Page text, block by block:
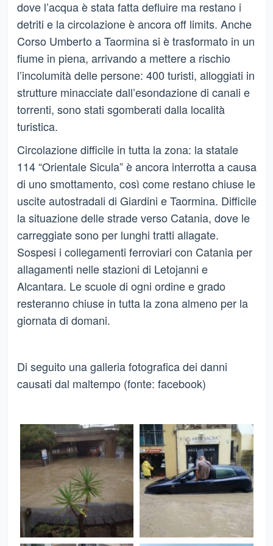
dove l’acqua è stata fatta defluire ma restano i
detriti e la circolazione è ancora off limits. Anche
Corso Umberto a Taormina si è trasformato in un
fiume in piena, arrivando a mettere a rischio
l’incolumità delle persone: 400 turisti, alloggiati in
strutture minacciate dall’esondazione di canali e
torrenti, sono stati sgomberati dalla località
turistica.
Circolazione difficile in tutta la zona: la statale
114 “Orientale Sicula” è ancora interrotta a causa
di uno smottamento, così come restano chiuse le
uscite autostradali di Giardini e Taormina. Difficile
la situazione delle strade verso Catania, dove le
carreggiate sono per lunghi tratti allagate.
Sospesi i collegamenti ferroviari con Catania per
allagamenti nelle stazioni di Letojanni e
Alcantara. Le scuole di ogni ordine e grado
resteranno chiuse in tutta la zona almeno per la
giornata di domani.
Di seguito una galleria fotografica dei danni
causati dal maltempo (fonte: facebook)